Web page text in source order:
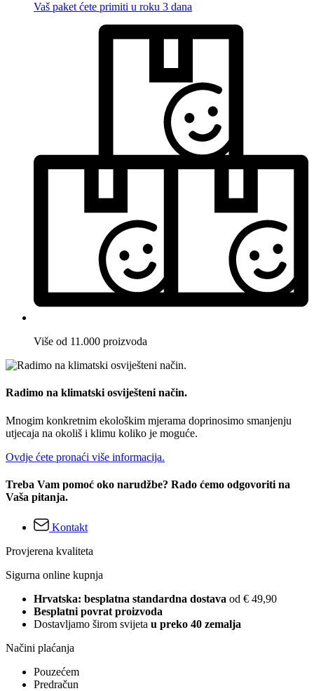
Vaš paket ćete primiti u roku 3 dana
Više od 11.000 proizvoda
Radimo na klimatski osviješteni način.
Mnogim konkretnim ekološkim mjerama doprinosimo smanjenju
utjecaja na okoliš i klimu koliko je moguće.
Ovdje ćete pronaći više informacija.
Treba Vam pomoć oko narudžbe? Rado ćemo odgovoriti na
Vaša pitanja.
Kontakt
Provjerena kvaliteta
Sigurna online kupnja
Hrvatska: besplatna standardna dostava od € 49,90
Besplatni povrat proizvoda
Dostavljamo širom svijeta u preko 40 zemalja
Načini plaćanja
Pouzećem
Predračun